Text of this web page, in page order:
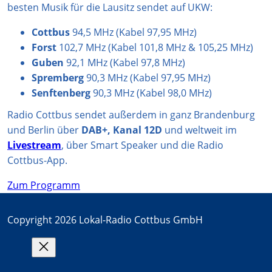
besten Musik für die Lausitz sendet auf UKW:
Cottbus94,5 MHz (Kabel 97,95 MHz)
Forst 102,7 MHz (Kabel 101,8 MHz & 105,25 MHz)
Guben 92,1 MHz (Kabel 97,8 MHz)
Spremberg90,3 MHz (Kabel 97,95 MHz)
Senftenberg90,3 MHz (Kabel 98,0 MHz)
Radio Cottbus sendet außerdem in ganz Brandenburg
und Berlin über DAB+, Kanal 12D und weltweit im
Livestream, über Smart Speaker und die Radio
Cottbus-App.
Zum Programm
Copyright 2026 Lokal-Radio Cottbus GmbH